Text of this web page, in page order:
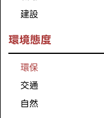
建設
環境態度
環保
交通
自然